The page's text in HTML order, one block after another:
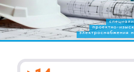
проектно-
электроснабжения
Проекты выполнялись на всей территории
России: от С.-Петербурга до Анадыря и
>10
РЕГИОНОВ РОССИИ